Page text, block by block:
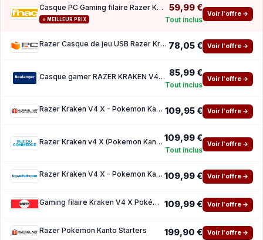
Casque PC Gaming filaire Razer Kraken V4 X Pokemon Kanto Starters Edition
⭐ MEILLEUR PRIX
59,99 €
Tout inclus
Voir l'offre →
Razer Casque de jeu USB Razer Kraken V4 X Pokémon Kanto Starters Yellow 78,05 € Voir l'offre →
Casque gamer RAZER KRAKEN V4 X POKEMON KANTO STARTERS ED 85,99 €
Tout inclus
Voir l'offre →
Razer Kraken V4 X - Pokemon Kanto Starters 109,95 € Voir l'offre →
Razer Kraken v4 X (Pokemon Kanto Starters Edition) 109,99 €
Tout inclus
Voir l'offre →
Razer Kraken V4 X - Pokemon Kanto Starters 109,99 € Voir l'offre →
Gaming filaire Kraken V4 X Pokémon Kanto Starters Edition 109,99 € Voir l'offre →
Razer Pokemon Kanto Starters 199,90 € Voir l'offre →